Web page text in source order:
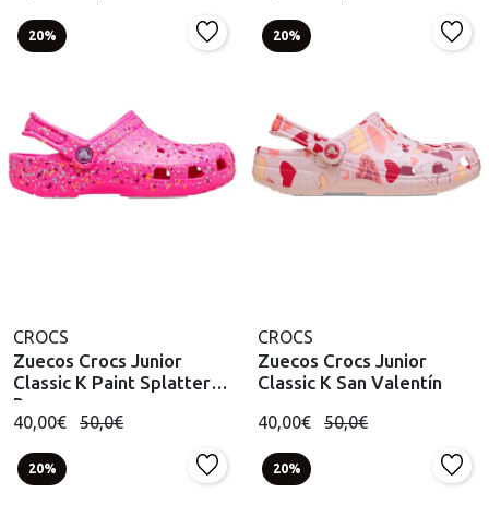
20%
CROCS
Zuecos Crocs Junior
Classic K Paint Splatter
Rosa
40,00€ 50,0€
20%
CROCS
Zuecos Crocs Junior
Classic K San Valentín
40,00€ 50,0€
20% 20%